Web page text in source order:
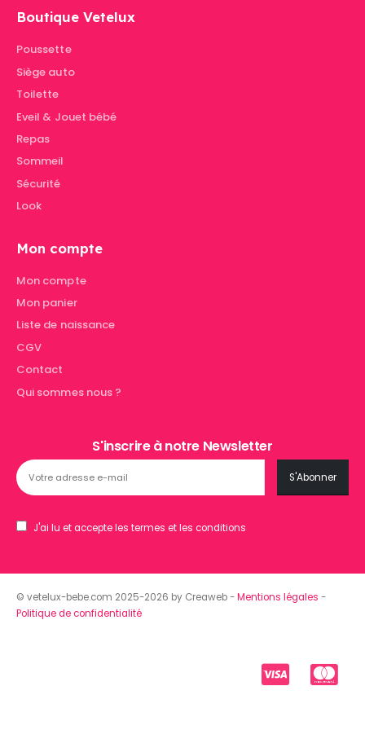
Boutique Vetelux
Poussette
Siège auto
Toilette
Eveil & Jouet bébé
Repas
Sommeil
Sécurité
Look
Mon compte
Mon compte
Mon panier
Liste de naissance
CGV
Contact
Qui sommes nous ?
S'inscrire à notre Newsletter
J'ai lu et accepte les termes et les conditions
© vetelux-bebe.com 2025-2026 by Creaweb -Mentions légales -
Politique de confidentialité